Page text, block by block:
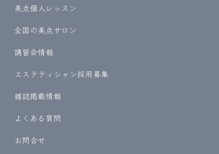
美点個人レッスン
全国の美点サロン
講習会情報
エステティシャン採用募集
雑誌掲載情報
よくある質問
お問合せ